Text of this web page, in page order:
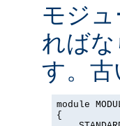
モジ
れば
す。
module
{